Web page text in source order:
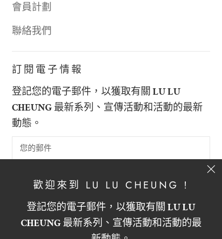
會員計劃
聯絡我們
訂閱電子情報
登記您的電子郵件，以獲取有關LU LU
CHEUNG最新系列、宣傳活動和活動的最新
動態。
註冊
繁體中文 HKD $
歡迎來到 LU LU CHEUNG !
登記您的電子郵件，以獲取有關LU LU
CHEUNG最新系列、宣傳活動和活動的最